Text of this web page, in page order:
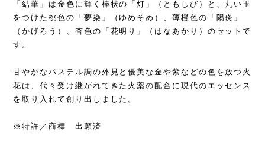
「結華」は金色に輝く棒状の「灯」（ともしび）と、丸い玉
をつけた桃色の「夢染」（ゆめそめ）、薄橙色の「陽炎」
（かげろう）、杏色の「花明り」（はなあかり）のセットで
す。
甘やかなパステル調の外見と優美な金や紫などの色を放つ火
花は、代々受け継がれてきた火薬の配合に現代のエッセンス
を取り入れて創り出しました。
※特許／商標 出願済